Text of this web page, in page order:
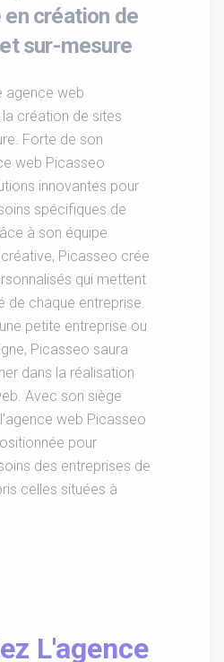
création de
sur-mesure
agence web
création de sites
Forte de son
web Picasseo
innovantes pour
spécifiques de
à son équipe
Picasseo crée
qui mettent
de chaque entreprise.
petite entreprise ou
Picasseo saura
dans la réalisation
Avec son siège
web Picasseo
pour
des entreprises de
celles situées à
L'agence